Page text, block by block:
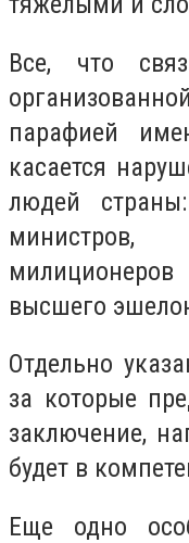
Все, что
парафией
касается
людей страны:
министров,
высшего
Отдельно
за которые
заключение,
будет в
Еще одно